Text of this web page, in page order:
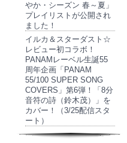
やか・シーズン 春～夏」
プレイリストが公開され
ました！
イルカ＆スターダスト☆
レビュー初コラボ！
PANAMレーベル生誕55
周年企画「PANAM
55/100 SUPER SONG
COVERS」第6弾！「8分
音符の詩（鈴木茂）」を
カバー！（3/25配信スタ
ート）